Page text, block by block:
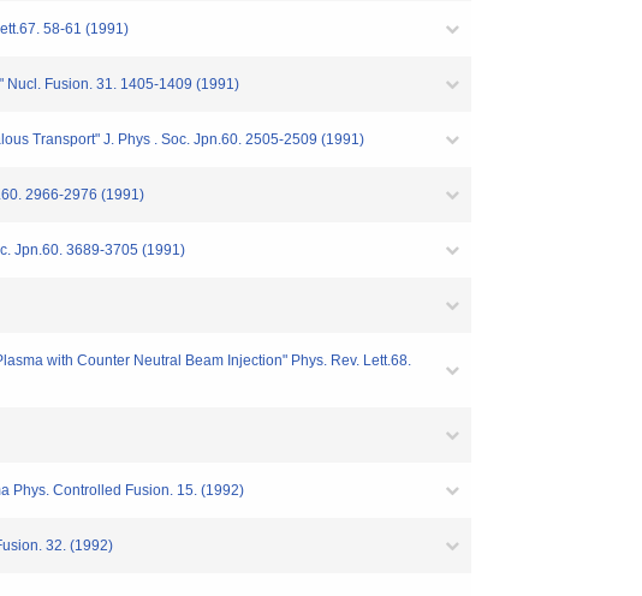
58-61 (1991)
Nucl. Fusion. 31. 1405-1409 (1991)
Transport" J. Phys . Soc. Jpn.60. 2505-2509 (1991)
2966-2976 (1991)
Jpn.60. 3689-3705 (1991)
with Counter Neutral Beam Injection" Phys. Rev. Lett.68.
Phys. Controlled Fusion. 15. (1992)
32. (1992)